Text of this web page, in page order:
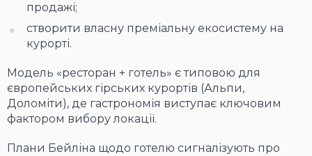
продажі;
створити власну преміальну екосистему на
курорті.
Модель «ресторан + готель» є типовою для
європейських гірських курортів (Альпи,
Доломіти), де гастрономія виступає ключовим
фактором вибору локації.
Плани Бейліна щодо готелю сигналізують про